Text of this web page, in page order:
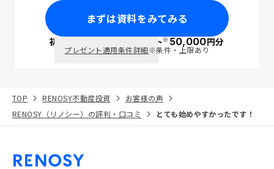
まずは資料をみてみる
初回面談で ポイント※50,000円分
プレゼント適用条件詳細※条件・上限あり
TOP RENOSY不動産投資
お客様の声
RENOSY（リノシー）の評判・口コミ
とても始めやすかったです！